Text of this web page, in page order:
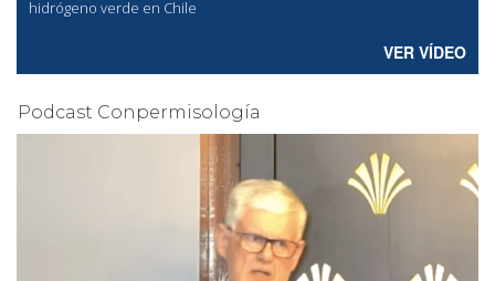
hidrógeno verde en Chile
VER VÍDEO
Podcast Conpermisología